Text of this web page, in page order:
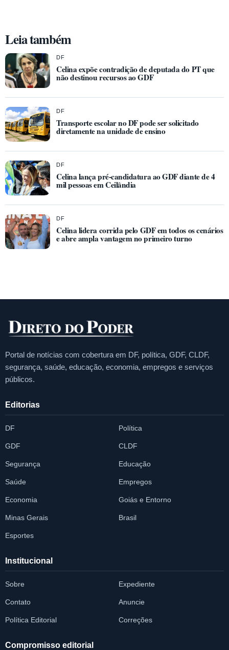
Leia também
DF
Celina expõe contradição de deputada do PT que
não destinou recursos ao GDF
DF
Transporte escolar no DF pode ser solicitado
diretamente na unidade de ensino
DF
Celina lança pré-candidatura ao GDF diante de 4
mil pessoas em Ceilândia
DF
Celina lidera corrida pelo GDF em todos os cenários
e abre ampla vantagem no primeiro turno
Portal de notícias com cobertura em DF, política, GDF, CLDF,
segurança, saúde, educação, economia, empregos e serviços
públicos.
Editorias
DF Política
GDF CLDF
Segurança Educação
Saúde Empregos
Economia Goiás e Entorno
Minas Gerais Brasil
Esportes
Institucional
Sobre Expediente
Contato Anuncie
Política Editorial Correções
Compromisso editorial